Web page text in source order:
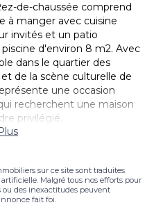
de-chaussée comprend
à manger avec cuisine
invités et un patio
d'environ 8 m2. Avec
dans le quartier des
de la scène culturelle de
une occasion
recherchent une maison
privilégié.
sur ce site sont traduites
Malgré tous nos efforts pour
ou des inexactitudes peuvent
fait foi.